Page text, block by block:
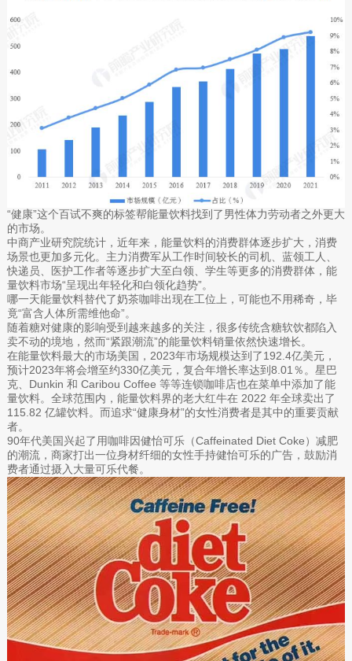
“健康”这个百试不爽的标签帮能量饮料找到了男性体力劳动者之外更大
的市场。
中商产业研究院统计，近年来，能量饮料的消费群体逐步扩大，消费
场景也更加多元化。主力消费军从工作时间较长的司机、蓝领工人、
快递员、医护工作者等逐步扩大至白领、学生等更多的消费群体，能
量饮料市场“呈现出年轻化和白领化趋势”。
哪一天能量饮料替代了奶茶咖啡出现在工位上，可能也不用稀奇，毕
竟“富含人体所需维他命”。
随着糖对健康的影响受到越来越多的关注，很多传统含糖软饮都陷入
卖不动的境地，然而“紧跟潮流”的能量饮料销量依然快速增长。
在能量饮料最大的市场美国，2023年市场规模达到了192.4亿美元，
预计2023年将会增至约330亿美元，复合年增长率达到8.01％。星巴
克、Dunkin 和 Caribou Coffee 等等连锁咖啡店也在菜单中添加了能
量饮料。全球范围内，能量饮料界的老大红牛在 2022 年全球卖出了
115.82 亿罐饮料。而追求“健康身材”的女性消费者是其中的重要贡献
者。
90年代美国兴起了用咖啡因健怡可乐（Caffeinated Diet Coke）减肥
的潮流，商家打出一位身材纤细的女性手持健怡可乐的广告，鼓励消
费者通过摄入大量可乐代餐。